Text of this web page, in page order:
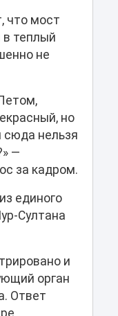
что мост
теплый
не
но
нельзя
—
за кадром.
единого
Султана
и
орган
Ответ